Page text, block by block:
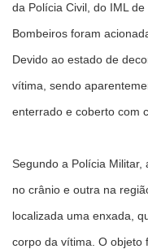
da Polícia Civil, do IML
Bombeiros foram
Devido ao estado de
vítima, sendo
enterrado e coberto com
Segundo a Polícia
no crânio e outra na
localizada uma enxada,
corpo da vítima. O objeto